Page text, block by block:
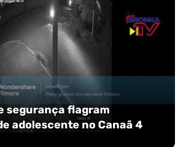
segurança flagram
adolescente no Canaã 4